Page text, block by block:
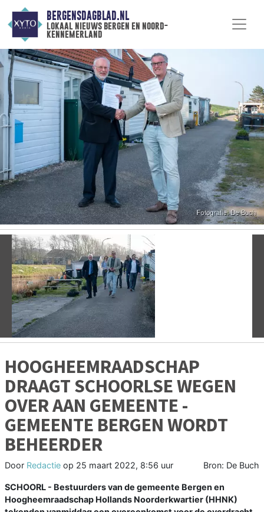
BERGENSDAGBLAD.NL
lokaal nieuws bergen en noord-
kennemerland
Vorige
HOOGHEEMRAADSCHAP
DRAAGT SCHOORLSE WEGEN
OVER AAN GEMEENTE -
GEMEENTE BERGEN WORDT
BEHEERDER
Door Redactie op 25 maart 2022, 8:56 uur Bron: De Buch
SCHOORL - Bestuurders van de gemeente Bergen en
Hoogheemraadschap Hollands Noorderkwartier (HHNK)